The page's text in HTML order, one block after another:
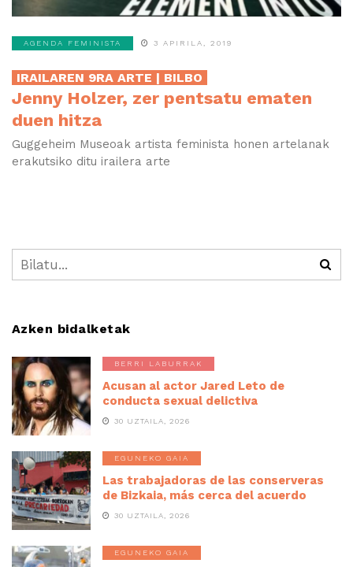
AGENDA FEMINISTA 3 APIRILA, 2019
IRAILAREN 9RA ARTE | BILBO
Jenny Holzer, zer pentsatu ematen
duen hitza
Guggeheim Museoak artista feminista honen artelanak
erakutsiko ditu irailera arte
Azken bidalketak
BERRI LABURRAK
Acusan al actor Jared Leto de
conducta sexual delictiva
30 UZTAILA, 2026
EGUNEKO GAIA
Las trabajadoras de las conserveras
de Bizkaia, más cerca del acuerdo
30 UZTAILA, 2026
EGUNEKO GAIA